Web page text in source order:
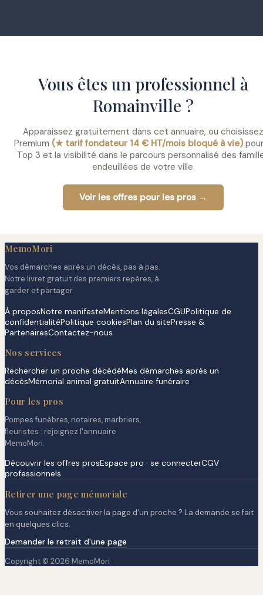
Vous êtes un professionnel à
Romainville ?
Apparaissez gratuitement dans cet annuaire, ou choisissez
Premium (★ tarif fondateur 14 € HT/mois bloqué à vie)
Top 3 et la visibilité dans le parcours personnalisé des
endeuillées de votre ville.
Voir les offres pour les pros →
MemoMori
Vos démarches après un décès, pas à pas.
Notre livret gratuit des premiers repères, à
garder et partager.
À proposNotre manifesteMentions légalesCGUPolitique de
confidentialitéPolitique cookiesPlan du sitePresse &
PartenairesContactez-nous
Nos services
Rechercher un proche décédéMes démarches après un
décèsMémorial animal gratuitAnnuaire funéraire
Pour les pros
Pompes funèbres, notaires, marbriers,
fleuristes : rejoignez l'annuaire
MemoMori.
Découvrir les offres prosEspace pro · se connecterCGV
professionnels
Retirer une page mémoriale
Vous souhaitez désactiver la page d'un proche ? La demande se fait
en quelques clics.
Demander le retrait d'une page
Copyright © 2026 MemoMori